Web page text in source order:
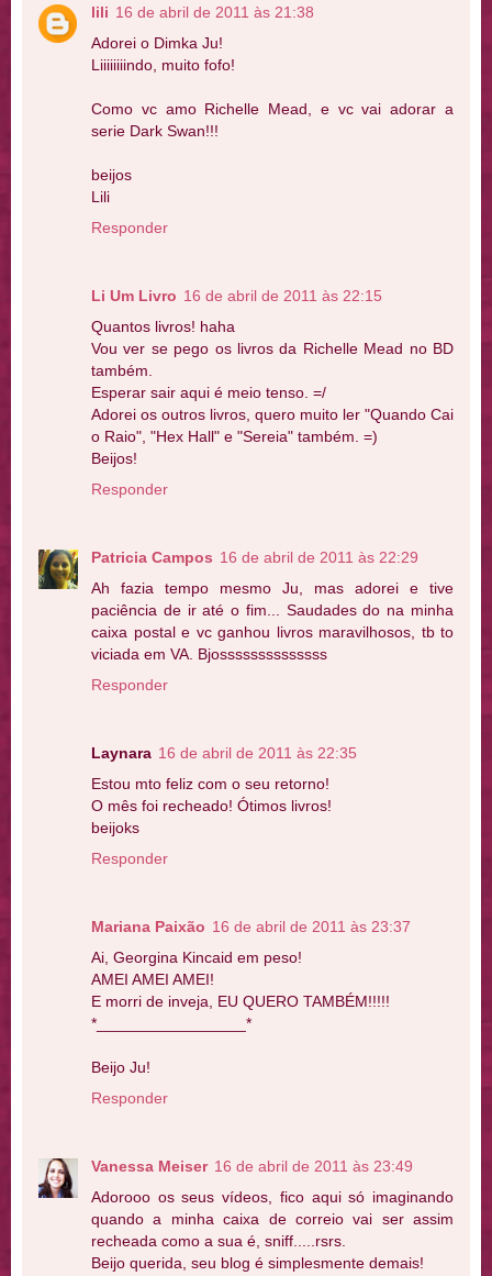
lili 16 de abril de 2011 às 21:38
Adorei o Dimka Ju!
Liiiiiiiindo, muito fofo!
Como vc amo Richelle Mead, e vc vai adorar a
serie Dark Swan!!!
beijos
Lili
Responder
Li Um Livro 16 de abril de 2011 às 22:15
Quantos livros! haha
Vou ver se pego os livros da Richelle Mead no BD
também.
Esperar sair aqui é meio tenso. =/
Adorei os outros livros, quero muito ler "Quando Cai
o Raio", "Hex Hall" e "Sereia" também. =)
Beijos!
Responder
Patricia Campos 16 de abril de 2011 às 22:29
Ah fazia tempo mesmo Ju, mas adorei e tive
paciência de ir até o fim... Saudades do na minha
caixa postal e vc ganhou livros maravilhosos, tb to
viciada em VA. Bjossssssssssssss
Responder
Laynara 16 de abril de 2011 às 22:35
Estou mto feliz com o seu retorno!
O mês foi recheado! Ótimos livros!
beijoks
Responder
Mariana Paixão 16 de abril de 2011 às 23:37
Ai, Georgina Kincaid em peso!
AMEI AMEI AMEI!
E morri de inveja, EU QUERO TAMBÉM!!!!!
*_________________*
Beijo Ju!
Responder
Vanessa Meiser 16 de abril de 2011 às 23:49
Adorooo os seus vídeos, fico aqui só imaginando
quando a minha caixa de correio vai ser assim
recheada como a sua é, sniff.....rsrs.
Beijo querida, seu blog é simplesmente demais!